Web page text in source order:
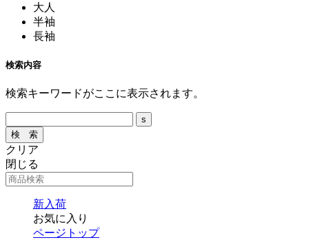
大人
半袖
長袖
検索内容
検索キーワードがここに表示されます。
クリア
閉じる
新入荷
お気に入り
ページトップ